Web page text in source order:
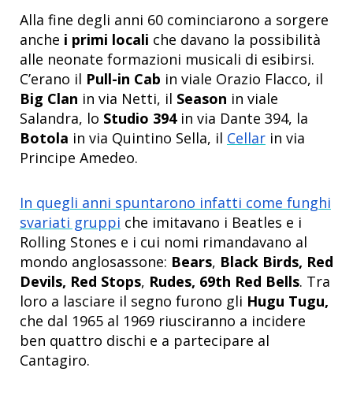
Alla fine degli anni 60 cominciarono a sorgere
anche i primi locali che davano la possibilità
alle neonate formazioni musicali di esibirsi.
C’erano il Pull-in Cab in viale Orazio Flacco, il
Big Clan in via Netti, il Season in viale
Salandra, lo Studio 394in via Dante 394, la
Botola in via Quintino Sella, il Cellar in via
Principe Amedeo.
In quegli anni spuntarono infatti come funghi
svariati gruppi che imitavano i Beatles e i
Rolling Stones e i cui nomi rimandavano al
mondo anglosassone: Bears, Black Birds, Red
Devils, Red Stops, Rudes, 69th Red Bells. Tra
loro a lasciare il segno furono gli Hugu Tugu,
che dal 1965 al 1969 riusciranno a incidere
ben quattro dischi e a partecipare al
Cantagiro.